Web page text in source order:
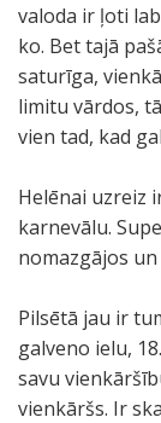
valoda ir ļoti
ko. Bet tajā
saturīga,
limitu vārdos,
vien tad, kad
Helēnai uzreiz
karnevālu.
nomazgājos
Pilsētā jau ir
galveno ielu,
savu
vienkāršs. Ir